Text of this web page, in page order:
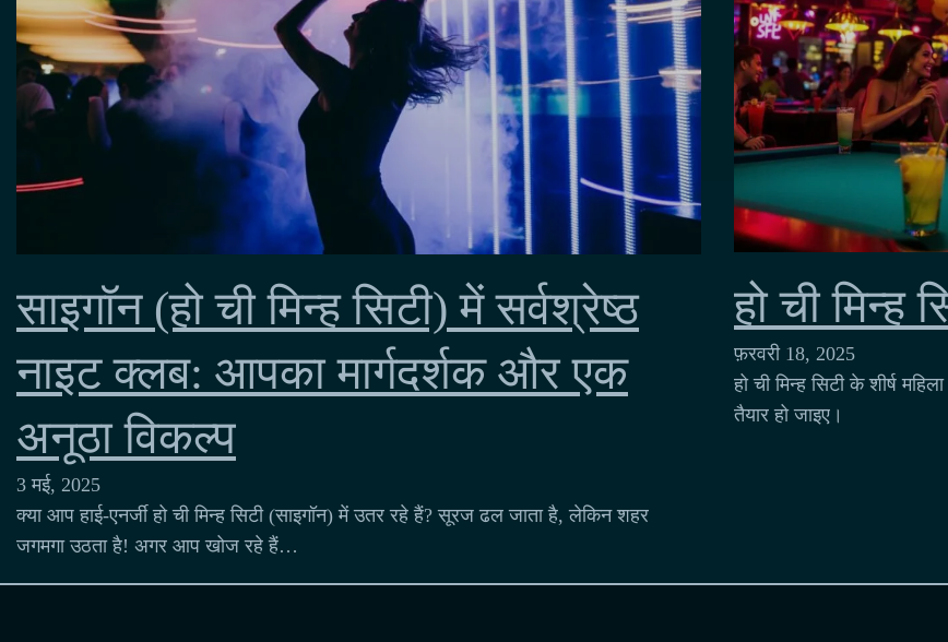
साइगॉन (हो ची मिन्ह सिटी) में सर्वश्रेष्ठ
नाइट क्लब: आपका मार्गदर्शक और एक
अनूठा विकल्प
3 मई, 2025
क्या आप हाई-एनर्जी हो ची मिन्ह सिटी (साइगॉन) में उतर रहे हैं? सूरज ढल जाता है, लेकिन शहर
जगमगा उठता है! अगर आप खोज रहे हैं…
हो ची मिन्ह
फ़रवरी 18, 2025
हो ची मिन्ह सिटी के शीर्ष
तैयार हो जाइए।